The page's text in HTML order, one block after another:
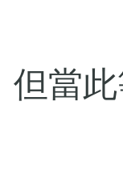
但當